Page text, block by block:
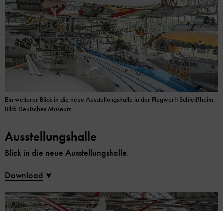
Ein weiterer Blick in die neue Ausstellungshalle in der Flugwerft Schleißheim.
Bild: Deutsches Museum
Ausstellungshalle
Blick in die neue Ausstellungshalle.
Download